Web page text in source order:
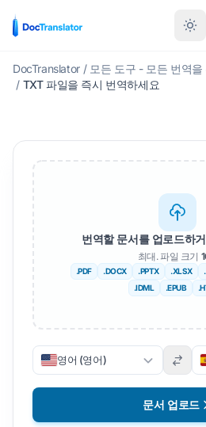
DocTranslator / 모든 도구 - 모든 번역을
/ TXT 파일을 즉시 번역하세요
번역할 문서를 업로드하
최대. 파일 크기
.PDF .DOCX .PPTX .XLSX
.IDML
.EPUB
영어 (영어)
문서 업로드